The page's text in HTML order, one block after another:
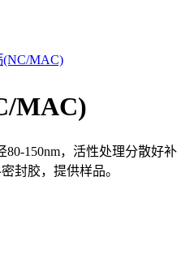
MAC)
MAC)
150nm，活性处理分散好补
封胶，提供样品。